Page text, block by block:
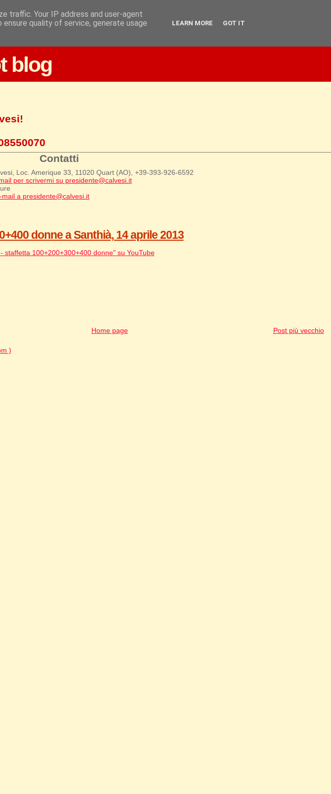
blog
Contatti
Loc. Amerique 33, 11020 Quart (AO), +39-393-926-6592
per scrivermi su presidente@calvesi.it
a presidente@calvesi.it
donne a Santhià, 14 aprile 2013
staffetta 100+200+300+400 donne" su YouTube
Post più vecchio
Home page
)
traffic. Your IP address and user-agent
quality of service, generate usage
LEARN MORE GOT IT